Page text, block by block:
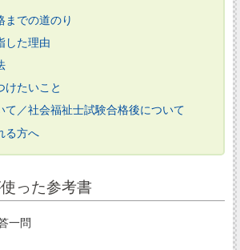
までの道のり
した理由
けたいこと
て／社会福祉士試験合格後について
る方へ
った参考書
一問